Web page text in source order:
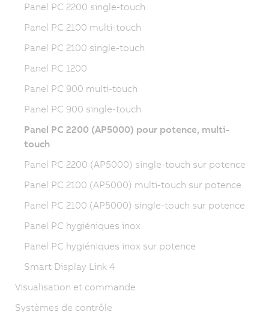
Panel PC 2200 single-touch
Panel PC 2100 multi-touch
Panel PC 2100 single-touch
Panel PC 1200
Panel PC 900 multi-touch
Panel PC 900 single-touch
Panel PC 2200 (AP5000) pour potence, multi-
touch
Panel PC 2200 (AP5000) single-touch sur potence
Panel PC 2100 (AP5000) multi-touch sur potence
Panel PC 2100 (AP5000) single-touch sur potence
Panel PC hygiéniques inox
Panel PC hygiéniques inox sur potence
Smart Display Link 4
Visualisation et commande
Systèmes de contrôle